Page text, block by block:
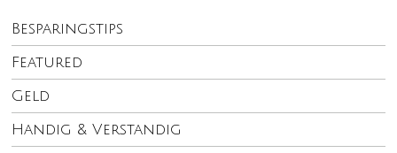
Besparingstips
Featured
Geld
Handig & Verstandig